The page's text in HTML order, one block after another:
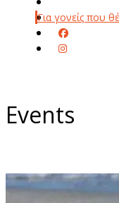
Για γονείς που
Events